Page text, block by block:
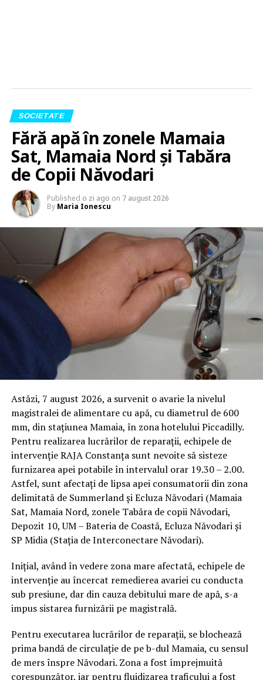
SOCIETATE
Fără apă în zonele Mamaia
Sat, Mamaia Nord și Tabăra
de Copii Năvodari
Published o zi ago on 7 august 2026
By Maria Ionescu
Astăzi, 7 august 2026, a survenit o avarie la nivelul
magistralei de alimentare cu apă, cu diametrul de 600
mm, din stațiunea Mamaia, în zona hotelului Piccadilly.
Pentru realizarea lucrărilor de reparații, echipele de
intervenție RAJA Constanța sunt nevoite să sisteze
furnizarea apei potabile în intervalul orar 19.30 – 2.00.
Astfel, sunt afectați de lipsa apei consumatorii din zona
delimitată de Summerland și Ecluza Năvodari (Mamaia
Sat, Mamaia Nord, zonele Tabăra de copii Năvodari,
Depozit 10, UM – Bateria de Coastă, Ecluza Năvodari și
SP Midia (Stația de Interconectare Năvodari).
Inițial, având în vedere zona mare afectată, echipele de
intervenție au încercat remedierea avariei cu conducta
sub presiune, dar din cauza debitului mare de apă, s-a
impus sistarea furnizării pe magistrală.
Pentru executarea lucrărilor de reparații, se blochează
prima bandă de circulație de pe b-dul Mamaia, cu sensul
de mers înspre Năvodari. Zona a fost împrejmuită
corespunzător, iar pentru fluidizarea traficului a fost